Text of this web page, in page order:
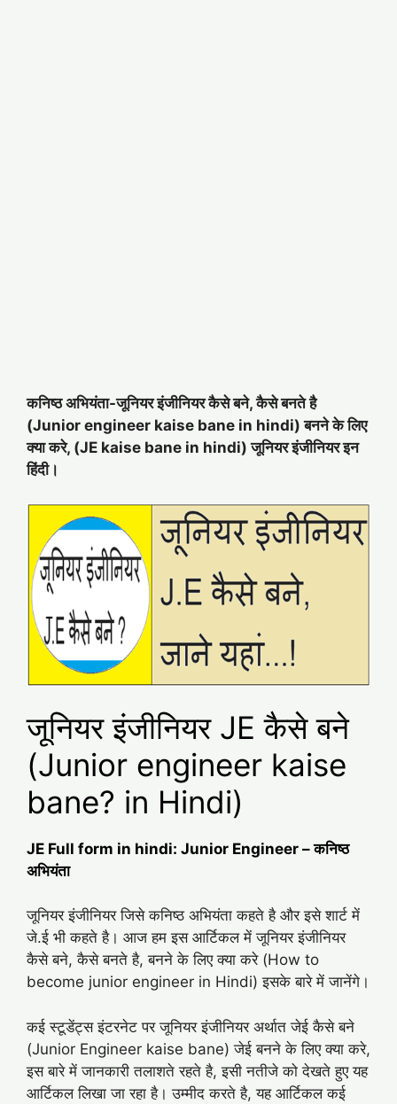
कनिष्ठ अभियंता-जूनियर इंजीनियर कैसे बने, कैसे बनते है
(Junior engineer kaise bane in hindi) बनने के लिए
क्या करे, (JE kaise bane in hindi) जूनियर इंजीनियर इन
हिंदी।
जूनियर इंजीनियर JE कैसे बने
(Junior engineer kaise
bane? in Hindi)
JE Full form in hindi: Junior Engineer – कनिष्ठ
अभियंता
जूनियर इंजीनियर जिसे कनिष्ठ अभियंता कहते है और इसे शार्ट में
जे.ई भी कहते है। आज हम इस आर्टिकल में जूनियर इंजीनियर
कैसे बने, कैसे बनते है, बनने के लिए क्या करे (How to
become junior engineer in Hindi) इसके बारे में जानेंगे।
कई स्टूडेंट्स इंटरनेट पर जूनियर इंजीनियर अर्थात जेई कैसे बने
(Junior Engineer kaise bane) जेई बनने के लिए क्या करे,
इस बारे में जानकारी तलाशते रहते है, इसी नतीजे को देखते हुए यह
आर्टिकल लिखा जा रहा है। उम्मीद करते है, यह आर्टिकल कई